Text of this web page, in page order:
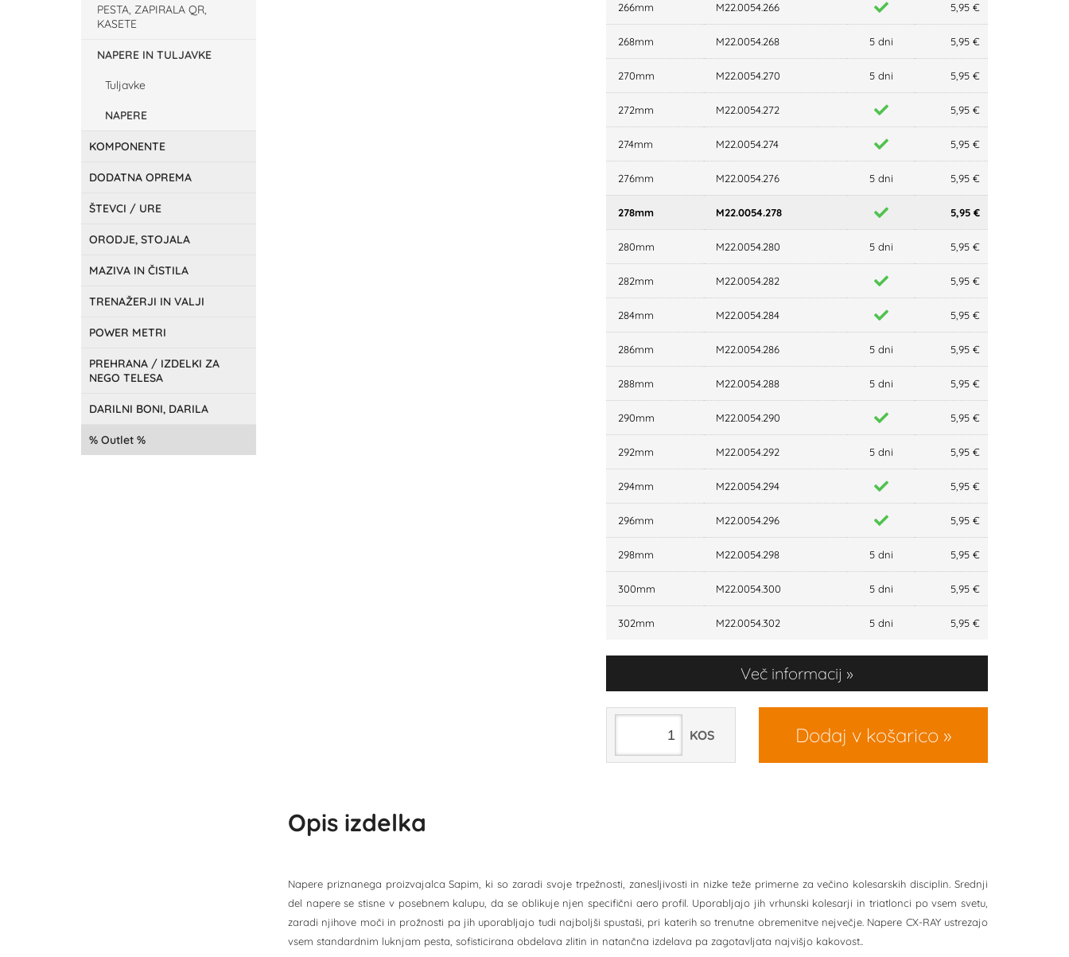
PESTA, ZAPIRALA QR,
KASETE
NAPERE IN TULJAVKE
Tuljavke
NAPERE
KOMPONENTE
DODATNA OPREMA
ŠTEVCI / URE
ORODJE, STOJALA
MAZIVA IN ČISTILA
TRENAŽERJI IN VALJI
POWER METRI
PREHRANA / IZDELKI ZA
NEGO TELESA
DARILNI BONI, DARILA
Outlet
266mm M22.0054.266 5,95 €
268mm M22.0054.268 5 dni 5,95 €
270mm M22.0054.270 5 dni 5,95 €
272mm M22.0054.272 5,95 €
274mm M22.0054.274 5,95 €
276mm M22.0054.276 5 dni 5,95 €
278mm M22.0054.278 5,95 €
280mm M22.0054.280 5 dni 5,95 €
282mm M22.0054.282 5,95 €
284mm M22.0054.284 5,95 €
286mm M22.0054.286 5 dni 5,95 €
288mm M22.0054.288 5 dni 5,95 €
290mm M22.0054.290 5,95 €
292mm M22.0054.292 5 dni 5,95 €
294mm M22.0054.294 5,95 €
296mm M22.0054.296 5,95 €
298mm M22.0054.298 5 dni 5,95 €
300mm M22.0054.300 5 dni 5,95 €
302mm M22.0054.302 5 dni 5,95 €
Več informacij
Dodaj v košarico
KOS
Opis izdelka
Napere priznanega proizvajalca Sapim, ki so zaradi svoje trpežnosti, zanesljivosti in nizke teže primerne za večino kolesarskih disciplin. Srednji
del napere se stisne v posebnem kalupu, da se oblikuje njen specifični aero profil. Uporabljajo jih vrhunski kolesarji in triatlonci po vsem svetu,
zaradi njihove moči in prožnosti pa jih uporabljajo tudi najboljši spustaši, pri katerih so trenutne obremenitve nejvečje. Napere CX-RAY ustrezajo
vsem standardnim luknjam pesta, sofisticirana obdelava zlitin in natančna izdelava pa zagotavljata najvišjo kakovost..